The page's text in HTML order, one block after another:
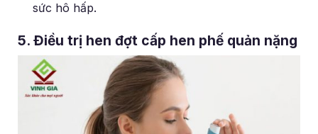
sức hô hấp.
5. Điều trị hen đợt cấp hen phế quản nặng